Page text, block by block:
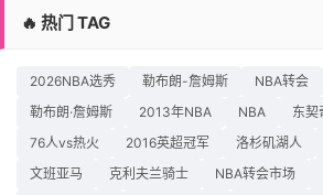
🔥 热门 TAG
2026NBA选秀 勒布朗-詹姆斯 NBA转会
勒布朗·詹姆斯
2013年NBA NBA
东契
76人vs热火
2016英超冠军 洛杉矶湖人
文班亚马
克利夫兰骑士 NBA转会市场